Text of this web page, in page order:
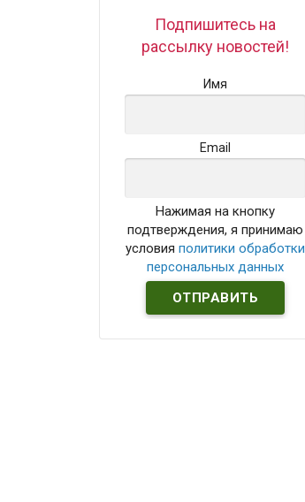
Подпишитесь на
рассылку новостей!
Имя
Email
Нажимая на кнопку
подтверждения, я принимаю
условияполитики обработки
персональных данных